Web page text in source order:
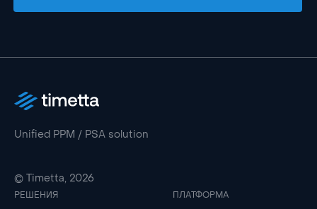
Unified PPM / PSA solution
© Timetta, 2026
РЕШЕНИЯ ПЛАТФОРМА